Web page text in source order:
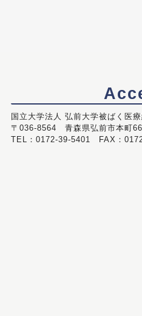
国立大学法人 弘前大学被ばく医
〒036-8564 青森県弘前市本町
TEL：0172-39-5401 FAX：